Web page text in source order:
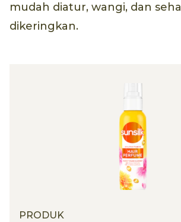
mudah diatur, wangi, dan
dikeringkan.
PRODUK